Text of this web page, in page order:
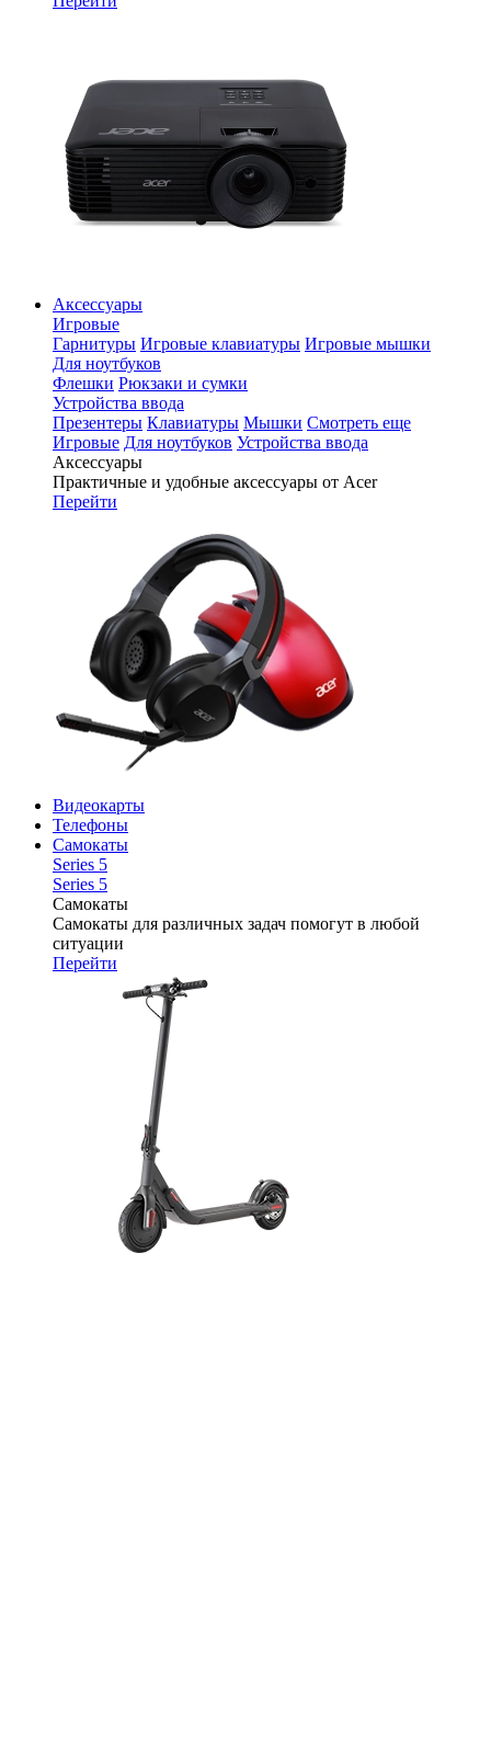
Аксессуары
Игровые
Гарнитуры Игровые клавиатуры Игровые мышки
Для ноутбуков
Флешки Рюкзаки и сумки
Устройства ввода
Презентеры Клавиатуры Мышки Смотреть еще
Игровые Для ноутбуков Устройства ввода
Аксессуары
Практичные и удобные аксессуары от Acer
Перейти
Видеокарты
Телефоны
Самокаты
Series 5
Series 5
Самокаты
Самокаты для различных задач помогут в любой
ситуации
Перейти